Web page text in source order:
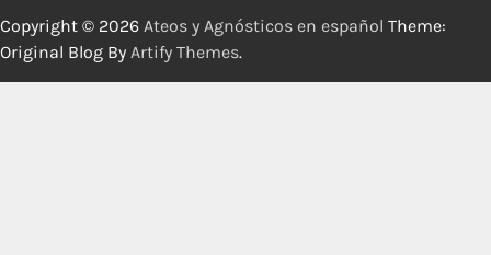
Copyright © 2026 Ateos y Agnósticos en español Theme:
Original Blog By Artify Themes.